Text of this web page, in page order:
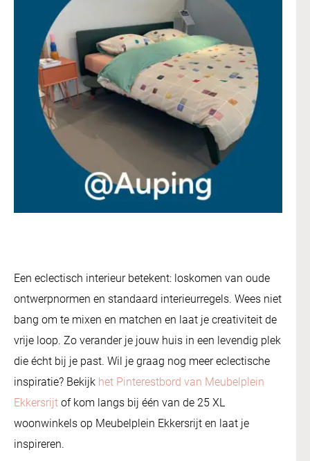
Een eclectisch interieur betekent: loskomen van oude
ontwerpnormen en standaard interieurregels. Wees niet
bang om te mixen en matchen en laat je creativiteit de
vrije loop. Zo verander je jouw huis in een levendig plek
die écht bij je past. Wil je graag nog meer eclectische
inspiratie? Bekijk het Pinterestbord van Meubelplein
Ekkersrijt of kom langs bij één van de 25 XL
woonwinkels op Meubelplein Ekkersrijt en laat je
inspireren.